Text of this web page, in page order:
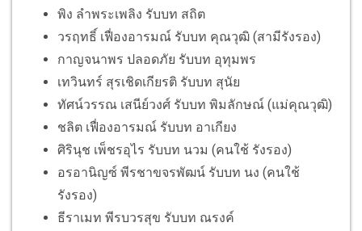
พิง ลำพระเพลิง รับบท สถิต
วรฤทธิ์ เฟื่องอารมณ์ รับบท คุณวุฒิ (สามีรังรอง)
กาญจนาพร ปลอดภัย รับบท อุทุมพร
เทวินทร์ สุรเชิดเกียรติ รับบท สุนัย
ทัศน์วรรณ เสนีย์วงศ์ รับบท พิมลักษณ์ (แม่คุณวุฒิ)
ชลิต เฟื่องอารมณ์ รับบท อาเกียง
ศิรินุช เพ็ชรอุไร รับบท นวม (คนใช้ รังรอง)
อรอานิญซ์ พีรชาขจรพัฒน์ รับบท นง (คนใช้
รังรอง)
ธีราเมท พีรบวรสุข รับบท ณรงค์